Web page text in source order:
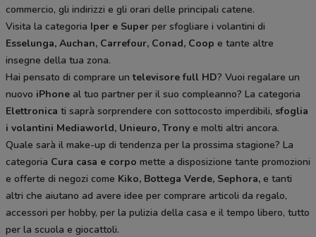
commercio, gli indirizzi e gli orari delle principali catene.
Visita la categoria Iper e Super per sfogliare i volantini di
Esselunga, Auchan, Carrefour, Conad, Coop e tante altre
insegne della tua zona.
Hai pensato di comprare untelevisore full HD? Vuoi regalare un
nuovo iPhone al tuo partner per il suo compleanno? La categoria
Elettronica ti saprà sorprendere con sottocosto imperdibili, sfoglia
i volantini Mediaworld, Unieuro, Trony e molti altri ancora.
Quale sarà il make-up di tendenza per la prossima stagione? La
categoria Cura casa e corpo mette a disposizione tante promozioni
e offerte di negozi come Kiko, Bottega Verde, Sephora, e tanti
altri che aiutano ad avere idee per comprare articoli da regalo,
accessori per hobby, per la pulizia della casa e il tempo libero, tutto
per la scuola e giocattoli.